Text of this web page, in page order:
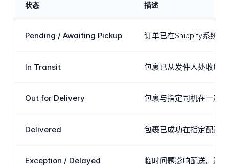
状态 描述
Pending / Awaiting Pickup 订单已在Shippify系统中
In Transit 包裹已从发件人处收取
Out for Delivery 包裹与指定司机在一起
Delivered 包裹已成功在指定配送
Exception / Delayed 临时问题影响配送。这